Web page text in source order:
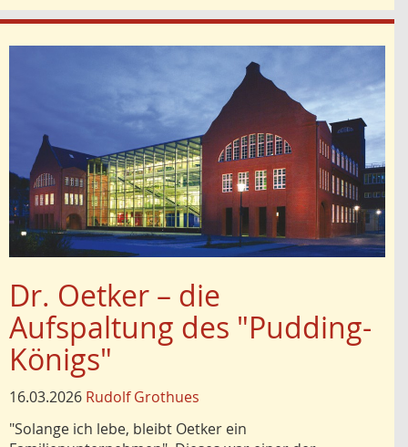
Dr. Oetker – die
Aufspaltung des "Pudding-
Königs"
16.03.2026 Rudolf Grothues
"Solange ich lebe, bleibt Oetker ein